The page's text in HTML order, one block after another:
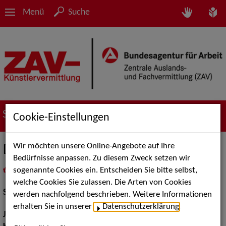
Menü Suche
Suche nach Künstler*innen
Dorothea Hagena
als PDF speichern
inMeine Merklistelegen
Schauspiel:Film und TV, Bühne
Jahrgang:
Cookie-Einstellungen
Wir möchten unsere Online-Angebote auf Ihre
Bedürfnisse anpassen. Zu diesem Zweck setzen wir
sogenannte Cookies ein. Entscheiden Sie bitte selbst,
welche Cookies Sie zulassen. Die Arten von Cookies
werden nachfolgend beschrieben. Weitere Informationen
erhalten Sie in unserer
Datenschutzerklärung